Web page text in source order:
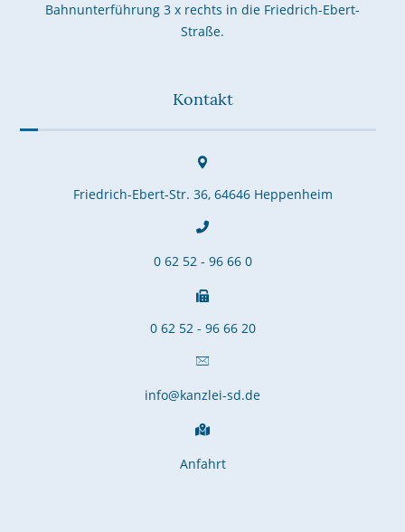
Bahnunterführung 3 x rechts in die Friedrich-Ebert-
Straße.
Kontakt
Friedrich-Ebert-Str. 36, 64646 Heppenheim
0 62 52 - 96 66 0
0 62 52 - 96 66 20
info@kanzlei-sd.de
Anfahrt